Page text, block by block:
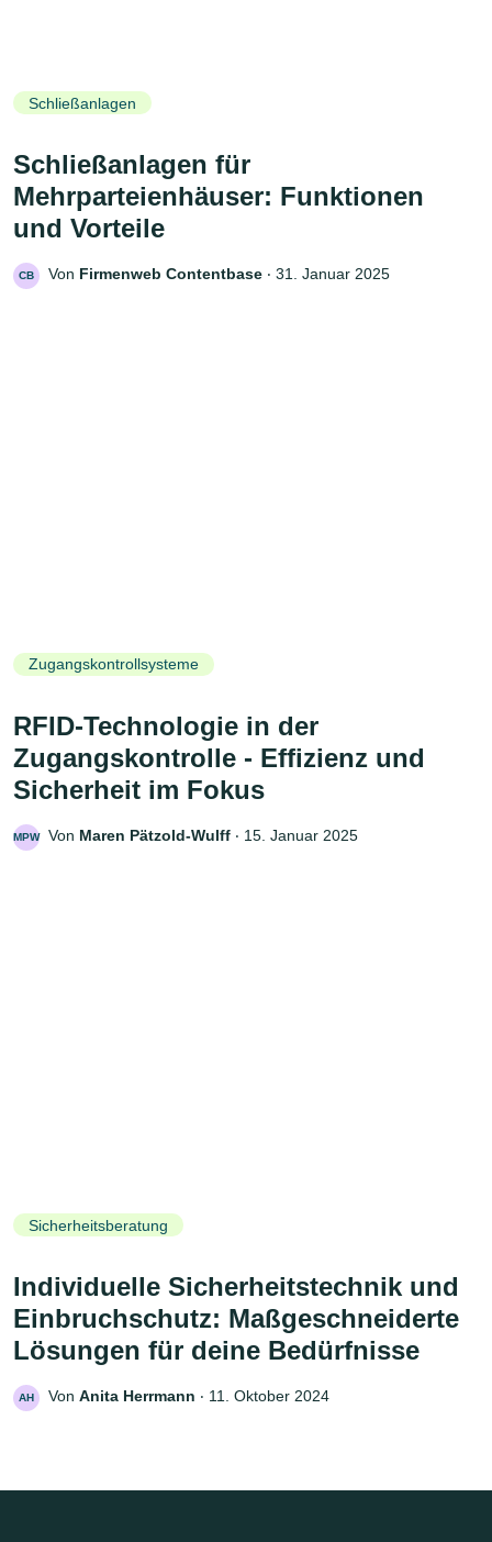
Schließanlagen
Schließanlagen für
Mehrparteienhäuser: Funktionen
und Vorteile
CB Von Firmenweb Contentbase ‧ 31. Januar 2025
Zugangskontrollsysteme
RFID-Technologie in der
Zugangskontrolle - Effizienz und
Sicherheit im Fokus
MPW Von Maren Pätzold-Wulff ‧ 15. Januar 2025
Sicherheitsberatung
Individuelle Sicherheitstechnik und
Einbruchschutz: Maßgeschneiderte
Lösungen für deine Bedürfnisse
AH Von Anita Herrmann ‧ 11. Oktober 2024